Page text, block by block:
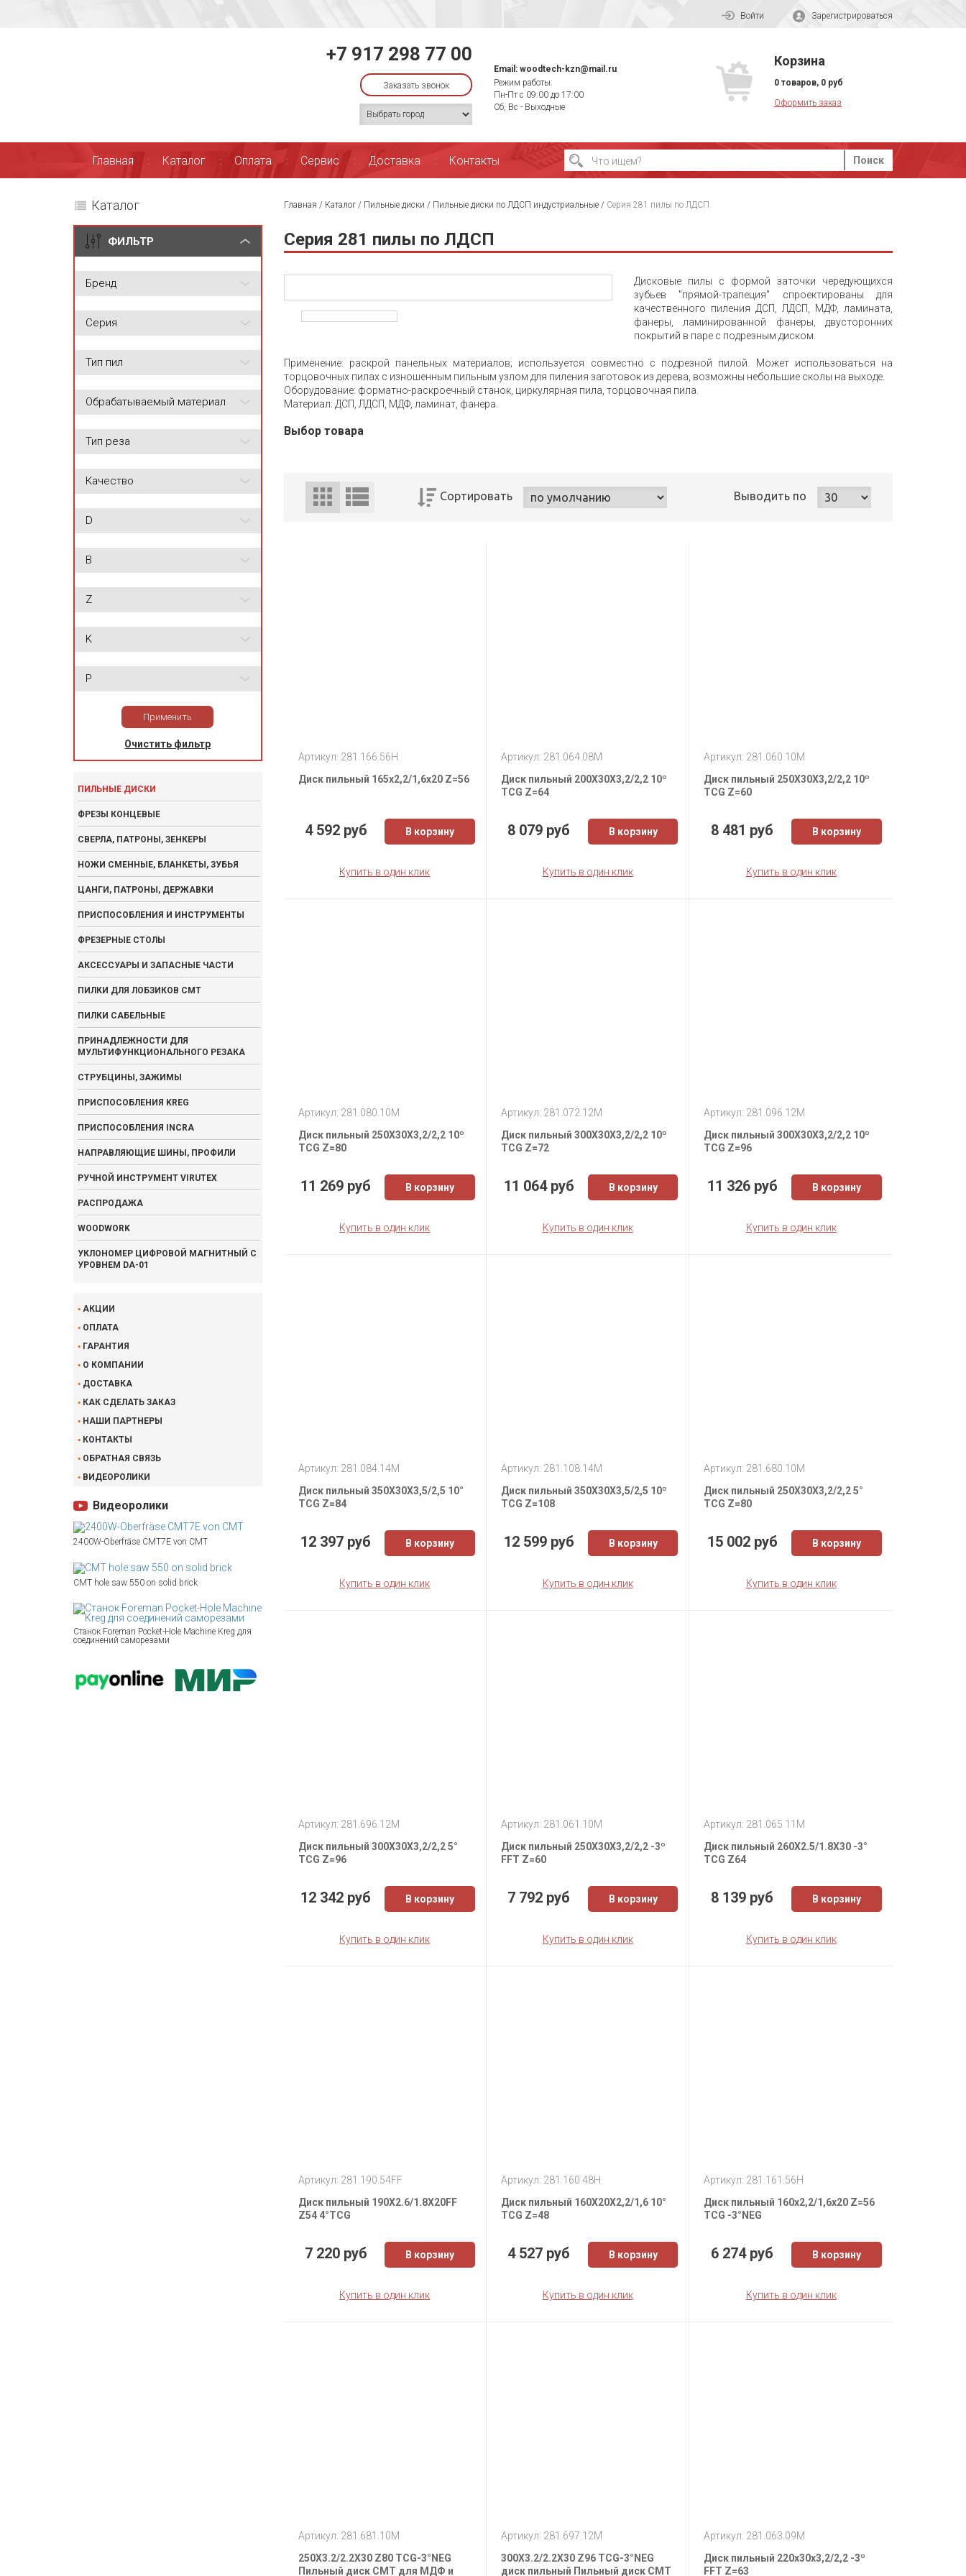
Войти Зарегистрироваться
+7 917 298 77 00
Заказать звонок
Email: woodtech-kzn@mail.ru
Режим работы:
Пн-Пт с 09:00 до 17:00
Сб, Вс - Выходные
Корзина
0 товаров, 0 руб
Оформить заказ
Главная Каталог Оплата Сервис Доставка Контакты Поиск
Каталог
ФИЛЬТР
Бренд
Серия
Тип пил
Обрабатываемый материал
Тип реза
Качество
D
B
Z
K
P
Применить
Очистить фильтр
ПИЛЬНЫЕ ДИСКИ
ФРЕЗЫ КОНЦЕВЫЕ
СВЕРЛА, ПАТРОНЫ, ЗЕНКЕРЫ
НОЖИ СМЕННЫЕ, БЛАНКЕТЫ, ЗУБЬЯ
ЦАНГИ, ПАТРОНЫ, ДЕРЖАВКИ
ПРИСПОСОБЛЕНИЯ И ИНСТРУМЕНТЫ
ФРЕЗЕРНЫЕ СТОЛЫ
АКСЕССУАРЫ И ЗАПАСНЫЕ ЧАСТИ
ПИЛКИ ДЛЯ ЛОБЗИКОВ CMT
ПИЛКИ САБЕЛЬНЫЕ
ПРИНАДЛЕЖНОСТИ ДЛЯ
МУЛЬТИФУНКЦИОНАЛЬНОГО РЕЗАКА
СТРУБЦИНЫ, ЗАЖИМЫ
ПРИСПОСОБЛЕНИЯ KREG
ПРИСПОСОБЛЕНИЯ INCRA
НАПРАВЛЯЮЩИЕ ШИНЫ, ПРОФИЛИ
РУЧНОЙ ИНСТРУМЕНТ VIRUTEX
РАСПРОДАЖА
WOODWORK
УКЛОНОМЕР ЦИФРОВОЙ МАГНИТНЫЙ С
УРОВНЕМ DA-01
АКЦИИ
ОПЛАТА
ГАРАНТИЯ
О КОМПАНИИ
ДОСТАВКА
КАК СДЕЛАТЬ ЗАКАЗ
НАШИ ПАРТНЕРЫ
КОНТАКТЫ
ОБРАТНАЯ СВЯЗЬ
ВИДЕОРОЛИКИ
Видеоролики
2400W-Oberfräse CMT7E von CMT
CMT hole saw 550 on solid brick
Станок Foreman Pocket-Hole Machine Kreg для
соединений саморезами
Главная / Каталог / Пильные диски / Пильные диски по ЛДСП индустриальные / Серия 281 пилы по ЛДСП
Серия 281 пилы по ЛДСП
Дисковые пилы с формой заточки чередующихся
зубьев "прямой-трапеция" спроектированы для
качественного пиления ДСП, ЛДСП, МДФ, ламината,
фанеры, ламинированной фанеры, двусторонних
покрытий в паре с подрезным диском.
Применение: раскрой панельных материалов; используется совместно с подрезной пилой. Может использоваться на
торцовочных пилах с изношенным пильным узлом для пиления заготовок из дерева, возможны небольшие сколы на выходе.
Оборудование: форматно-раскроечный станок, циркулярная пила, торцовочная пила.
Материал: ДСП, ЛДСП, МДФ, ламинат, фанера.
Выбор товара
Сортировать Выводить по
Артикул: 281.166.56H
Диск пильный 165х2,2/1,6х20 Z=56
4 592 руб В корзину
Купить в один клик
Артикул: 281.064.08M
Диск пильный 200X30X3,2/2,2 10º
TCG Z=64
8 079 руб В корзину
Купить в один клик
Артикул: 281.060.10M
Диск пильный 250X30X3,2/2,2 10º
TCG Z=60
8 481 руб В корзину
Купить в один клик
Артикул: 281.080.10M
Диск пильный 250X30X3,2/2,2 10º
TCG Z=80
11 269 руб В корзину
Купить в один клик
Артикул: 281.072.12M
Диск пильный 300X30X3,2/2,2 10º
TCG Z=72
11 064 руб В корзину
Купить в один клик
Артикул: 281.096.12M
Диск пильный 300X30X3,2/2,2 10º
TCG Z=96
11 326 руб В корзину
Купить в один клик
Артикул: 281.084.14M
Диск пильный 350X30X3,5/2,5 10°
TCG Z=84
12 397 руб В корзину
Купить в один клик
Артикул: 281.108.14M
Диск пильный 350X30X3,5/2,5 10º
TCG Z=108
12 599 руб В корзину
Купить в один клик
Артикул: 281.680.10M
Диск пильный 250X30X3,2/2,2 5°
TCG Z=80
15 002 руб В корзину
Купить в один клик
Артикул: 281.696.12M
Диск пильный 300X30X3,2/2,2 5°
TCG Z=96
12 342 руб В корзину
Купить в один клик
Артикул: 281.061.10M
Диск пильный 250X30X3,2/2,2 -3º
FFT Z=60
7 792 руб В корзину
Купить в один клик
Артикул: 281.065.11M
Диск пильный 260X2.5/1.8X30 -3°
TCG Z64
8 139 руб В корзину
Купить в один клик
Артикул: 281.190.54FF
Диск пильный 190X2.6/1.8X20FF
Z54 4°TCG
7 220 руб В корзину
Купить в один клик
Артикул: 281.160.48H
Диск пильный 160X20X2,2/1,6 10°
TCG Z=48
4 527 руб В корзину
Купить в один клик
Артикул: 281.161.56H
Диск пильный 160х2,2/1,6х20 Z=56
TCG -3°NEG
6 274 руб В корзину
Купить в один клик
Артикул: 281.681.10M
250X3.2/2.2X30 Z80 TCG-3°NEG
Пильный диск СМТ для МДФ и
Артикул: 281.697.12M
300X3.2/2.2X30 Z96 TCG-3°NEG
диск пильный Пильный диск СМТ
Артикул: 281.063.09M
Диск пильный 220x30x3,2/2,2 -3º
FFT Z=63